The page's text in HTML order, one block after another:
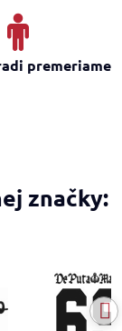
premeriame
značky: